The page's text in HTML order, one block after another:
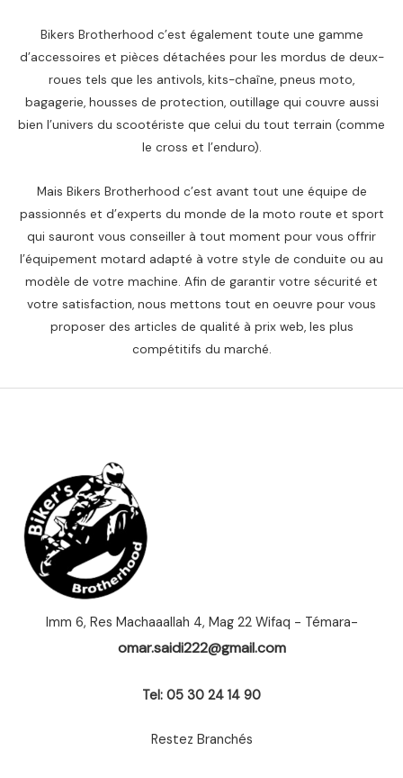
Bikers Brotherhood c’est également toute une gamme
d’accessoires et pièces détachées pour les mordus de deux-
roues tels que les antivols, kits-chaîne, pneus moto,
bagagerie, housses de protection, outillage qui couvre aussi
bien l’univers du scootériste que celui du tout terrain (comme
le cross et l’enduro).
Mais Bikers Brotherhood c’est avant tout une équipe de
passionnés et d’experts du monde de la moto route et sport
qui sauront vous conseiller à tout moment pour vous offrir
l’équipement motard adapté à votre style de conduite ou au
modèle de votre machine. Afin de garantir votre sécurité et
votre satisfaction, nous mettons tout en oeuvre pour vous
proposer des articles de qualité à prix web, les plus
compétitifs du marché.
Imm 6, Res Machaaallah 4, Mag 22 Wifaq - Témara-
omar.saidi222@gmail.com
Tel: 05 30 24 14 90
Restez Branchés